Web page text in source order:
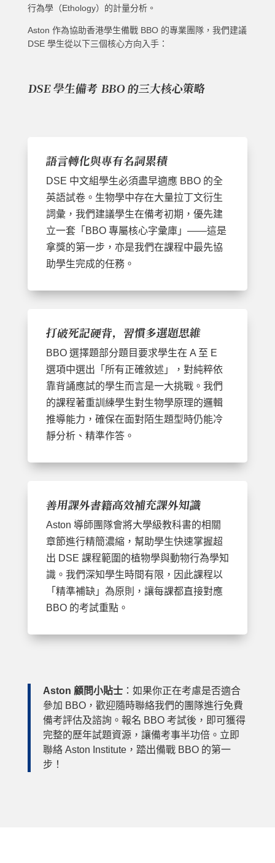
行為學（Ethology）的計量分析。
Aston 作為協助香港學生備戰 BBO 的專業團隊，我們建議
DSE 學生從以下三個核心方向入手：
DSE 學生備考 BBO 的三大核心策略
語言轉化與專有名詞累積
DSE 中文組學生必須盡早適應 BBO 的全
英語試卷。生物學中存在大量拉丁文衍生
詞彙，我們建議學生在備考初期，優先建
立一套「BBO 專屬核心字彙庫」——這是
拿獎的第一步，亦是我們在課程中最先協
助學生完成的任務。
打破死記硬背，習慣多選題思維
BBO 選擇題部分題目要求學生在 A 至 E
選項中選出「所有正確敘述」，對純粹依
靠背誦應試的學生而言是一大挑戰。我們
的課程著重訓練學生對生物學原理的邏輯
推導能力，確保在面對陌生題型時仍能冷
靜分析、精準作答。
善用課外書籍高效補充課外知識
Aston 導師團隊會將大學級教科書的相關
章節進行精簡濃縮，幫助學生快速掌握超
出 DSE 課程範圍的植物學與動物行為學知
識。我們深知學生時間有限，因此課程以
「精準補缺」為原則，讓每課都直接對應
BBO 的考試重點。
Aston 顧問小貼士：如果你正在考慮是否適合
參加 BBO，歡迎隨時聯絡我們的團隊進行免費
備考評估及諮詢。報名 BBO 考試後，即可獲得
完整的歷年試題資源，讓備考事半功倍。立即
聯絡 Aston Institute，踏出備戰 BBO 的第一
步！